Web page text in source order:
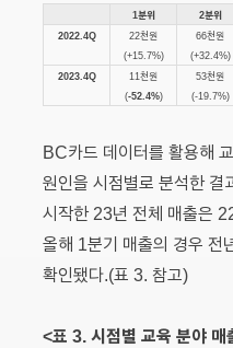
1분위 2분위
2022.4Q
22천원
(+15.7%)
66천원
(+32.4%)
2023.4Q
11천원
(-52.4%)
53천원
(-19.7%)
BC카드 데이터를 활용해
원인을 시점별로 분석한 결
시작한 23년 전체 매출은
올해 1분기 매출의 경우 전
확인됐다.(표 3. 참고)
<표 3. 시점별 교육 분야 매